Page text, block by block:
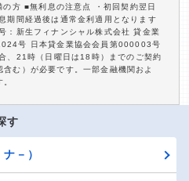
方 ■無利息の注意点 ・初回契約翌日
期間経過後は通常金利適用となります
：新生フィナンシャル株式会社 貸金業
号 日本貸金業協会会員第000003号
、21時（日曜日は18時）までのご契約
む）が必要です。一部金融機関およ
す
－）